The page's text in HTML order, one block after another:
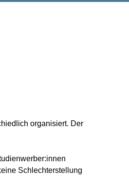
organisiert. Der
Schlechterstellung